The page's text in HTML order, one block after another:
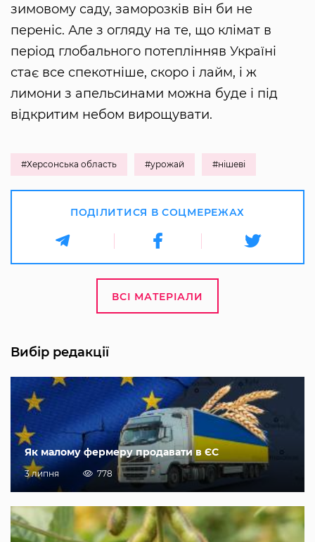
зимовому саду, заморозків він би не
переніс. Але з огляду на те, що клімат в
період глобального потеплінняв Україні
стає все спекотніше, скоро і лайм, і ж
лимони з апельсинами можна буде і під
відкритим небом вирощувати.
#Херсонська область #урожай #нішеві
ПОДІЛИТИСЯ В СОЦМЕРЕЖАХ
ВСІ МАТЕРІАЛИ
Вибір редакції
Як малому фермеру продавати в ЄС
3 липня 778